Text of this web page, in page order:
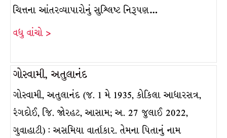
ચિત્તના આંતરવ્યાપારોનું સુશ્લિષ્ટ નિરૂપણ…
વધુ વાંચો >
ગોસ્વામી, અતુલાનંદ
ગોસ્વામી, અતુલાનંદ (જ. 1 મે 1935, કોકિલા આધારસત્ર,
રંગદોઈ, જિ. જોરહટ, આસામ; અ. 27 જુલાઈ 2022,
ગુવાહાટી) : અસમિયા વાર્તાકાર. તેમના પિતાનું નામ